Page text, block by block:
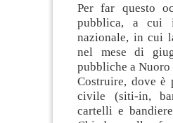
Per far questo
pubblica, a cui
nazionale, in cui
nel mese di
pubbliche a
Costruire, dove
civile (siti-in,
cartelli e